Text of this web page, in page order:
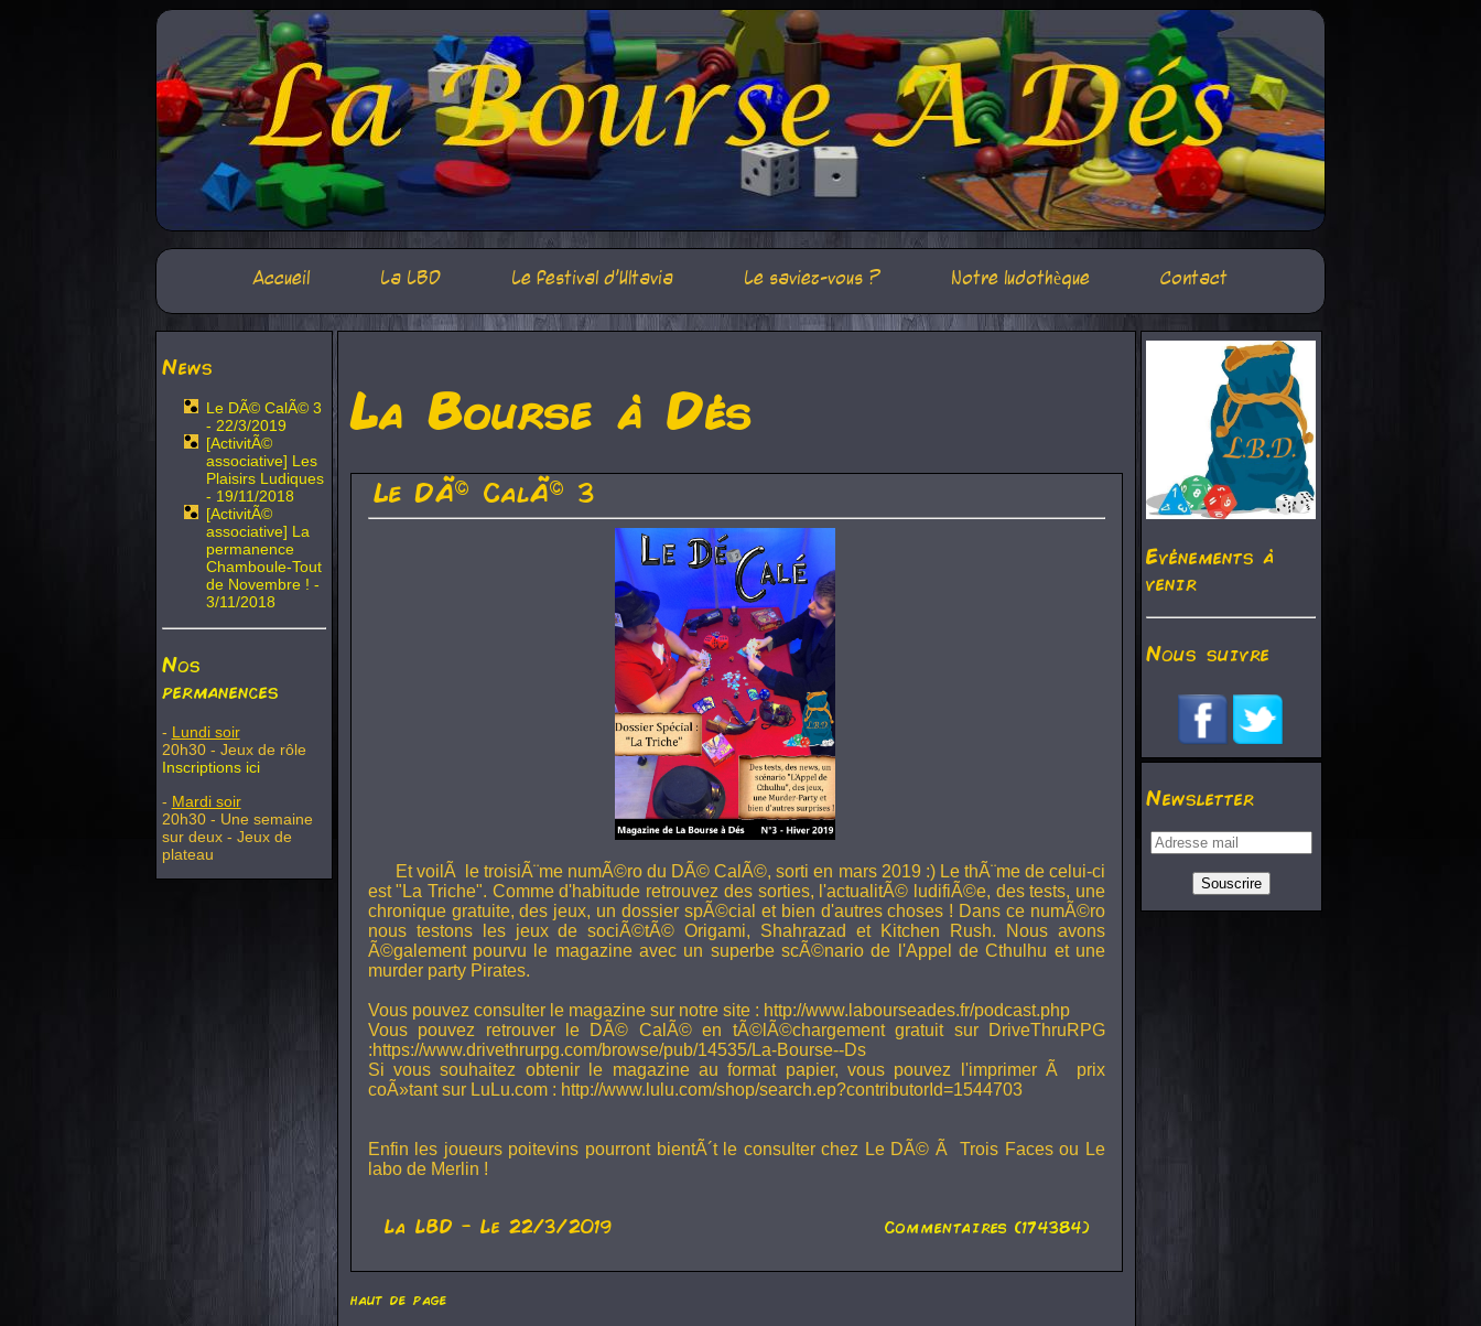
Accueil La LBD Le festival d'Ultavia Le saviez-vous ? Notre ludothèque Contact
News
Le DÃ© CalÃ© 3
- 22/3/2019
[ActivitÃ©
associative] Les
Plaisirs Ludiques
- 19/11/2018
[ActivitÃ©
associative] La
permanence
Chamboule-Tout
de Novembre ! -
3/11/2018
Nos
permanences
- Lundi soir
20h30 - Jeux de rôle
Inscriptions ici
- Mardi soir
20h30 - Une semaine
sur deux - Jeux de
plateau
La Bourse à Dés
Le DÃ© CalÃ© 3
Et voilÃ le troisiÃ¨me numÃ©ro du DÃ© CalÃ©, sorti en mars 2019 :) Le thÃ¨me de celui-ci
est "La Triche". Comme d'habitude retrouvez des sorties, l'actualitÃ© ludifiÃ©e, des tests, une
chronique gratuite, des jeux, un dossier spÃ©cial et bien d'autres choses ! Dans ce numÃ©ro
nous testons les jeux de sociÃ©tÃ© Origami, Shahrazad et Kitchen Rush. Nous avons
Ã©galement pourvu le magazine avec un superbe scÃ©nario de l'Appel de Cthulhu et une
murder party Pirates.
Vous pouvez consulter le magazine sur notre site : http://www.labourseades.fr/podcast.php
Vous pouvez retrouver le DÃ© CalÃ© en tÃ©lÃ©chargement gratuit sur DriveThruRPG
:https://www.drivethrurpg.com/browse/pub/14535/La-Bourse--Ds
Si vous souhaitez obtenir le magazine au format papier, vous pouvez l'imprimer Ã prix
coÃ»tant sur LuLu.com : http://www.lulu.com/shop/search.ep?contributorId=1544703
Enfin les joueurs poitevins pourront bientÃ´t le consulter chez Le DÃ© Ã Trois Faces ou Le
labo de Merlin !
La LBD - Le 22/3/2019 Commentaires (174384)
haut de page
Evénements à
venir
Nous suivre
Newsletter